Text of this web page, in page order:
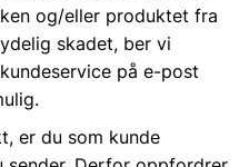
og/eller produktet fra
skadet, ber vi
på e-post
er du som kunde